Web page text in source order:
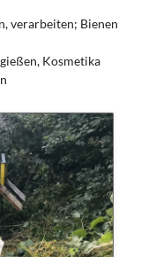
verarbeiten; Bienen
Kosmetika